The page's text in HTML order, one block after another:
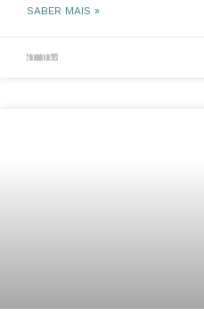
SABER MAIS »
2 de outubro de 2023